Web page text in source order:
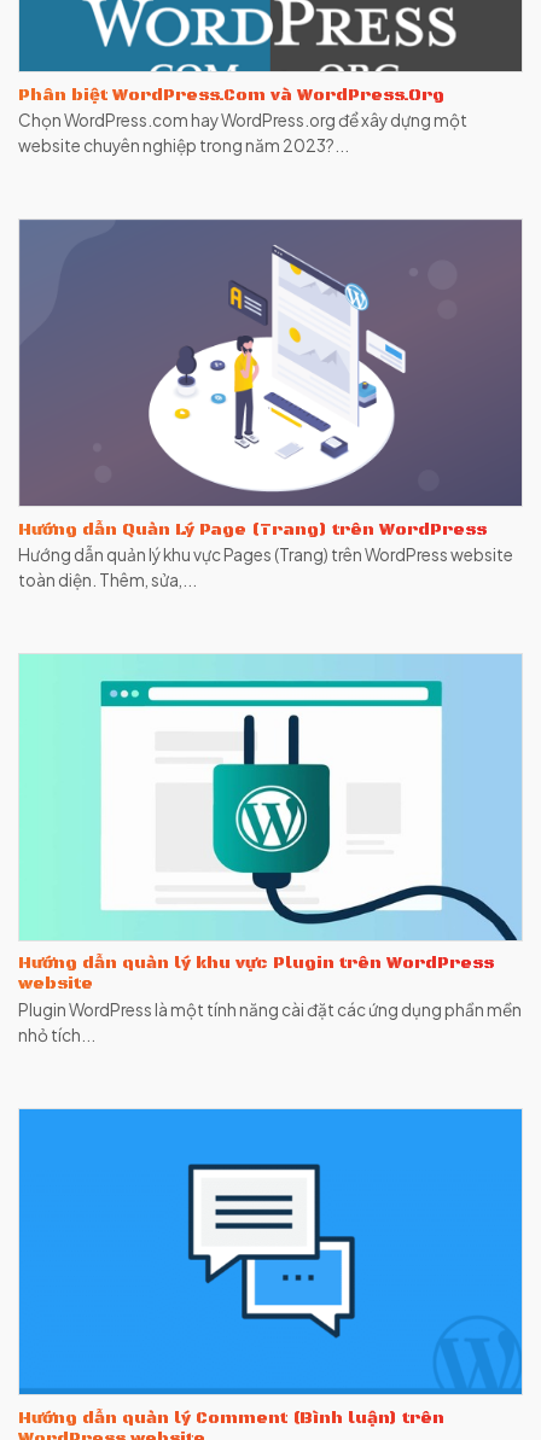
Phân biệt WordPress.Com và WordPress.Org
Chọn WordPress.com hay WordPress.org để xây dựng một
website chuyên nghiệp trong năm 2023?...
Hướng dẫn Quản Lý Page (Trang) trên WordPress
Hướng dẫn quản lý khu vực Pages (Trang) trên WordPress website
toàn diện. Thêm, sửa,...
Hướng dẫn quản lý khu vực Plugin trên WordPress
website
Plugin WordPress là một tính năng cài đặt các ứng dụng phần mền
nhỏ tích...
Hướng dẫn quản lý Comment (Bình luận) trên